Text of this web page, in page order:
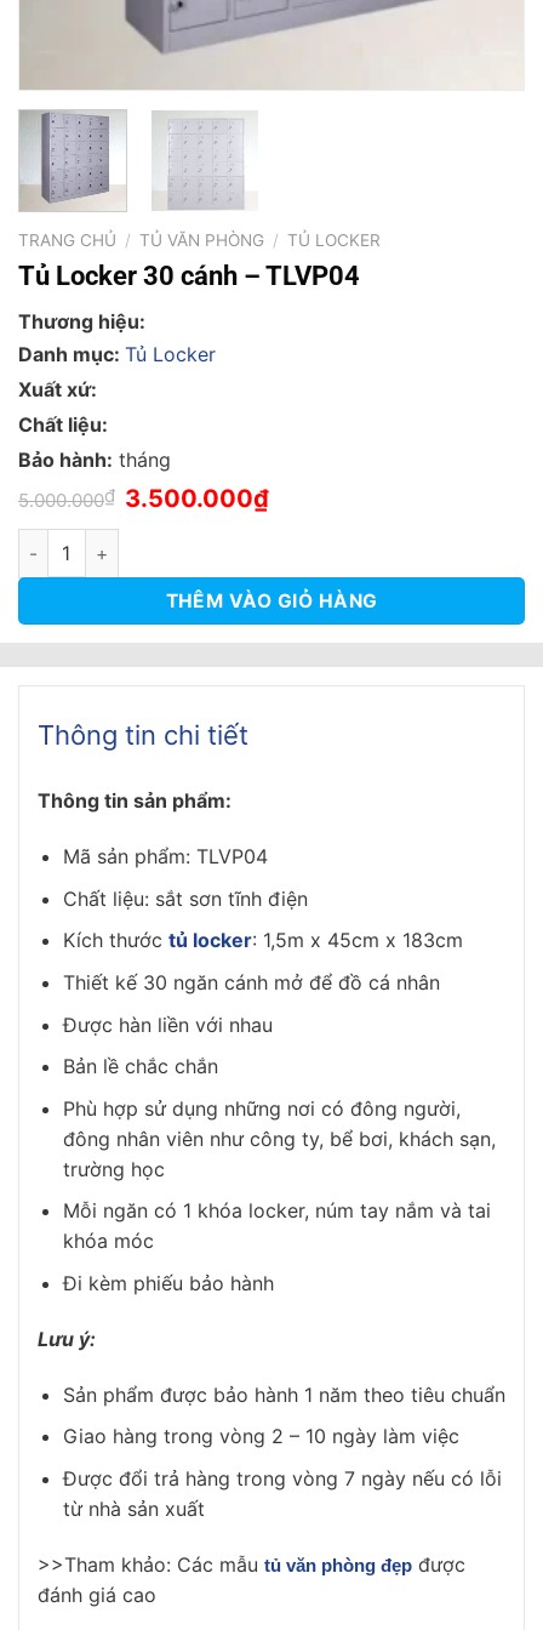
TRANG CHỦ / TỦ VĂN PHÒNG / TỦ LOCKER
Tủ Locker 30 cánh – TLVP04
Thương hiệu:
Danh mục: Tủ Locker
Xuất xứ:
Chất liệu:
Bảo hành: tháng
5.000.000₫ Giá
gốc
3.500.000₫Giá
hiện
Tủ Locker 30 cánh - TLVP04 số lượng
THÊM VÀO GIỎ HÀNG
Thông tin chi tiết
Thông tin sản phẩm:
Mã sản phẩm: TLVP04
Chất liệu: sắt sơn tĩnh điện
Kích thước tủ locker: 1,5m x 45cm x 183cm
Thiết kế 30 ngăn cánh mở để đồ cá nhân
Được hàn liền với nhau
Bản lề chắc chắn
Phù hợp sử dụng những nơi có đông người,
đông nhân viên như công ty, bể bơi, khách sạn,
trường học
Mỗi ngăn có 1 khóa locker, núm tay nắm và tai
khóa móc
Đi kèm phiếu bảo hành
Lưu ý:
Sản phẩm được bảo hành 1 năm theo tiêu chuẩn
Giao hàng trong vòng 2 – 10 ngày làm việc
Được đổi trả hàng trong vòng 7 ngày nếu có lỗi
từ nhà sản xuất
>>Tham khảo: Các mẫu tủ văn phòng đẹp được
đánh giá cao